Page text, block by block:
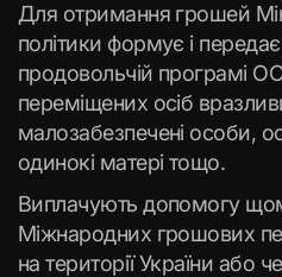
Для отримання грошей
політики формує і передає
продовольчій програмі
переміщених осіб
малозабезпечені особи,
одинокі матері тощо.
Виплачують допомогу
Міжнародних грошових
на території України або